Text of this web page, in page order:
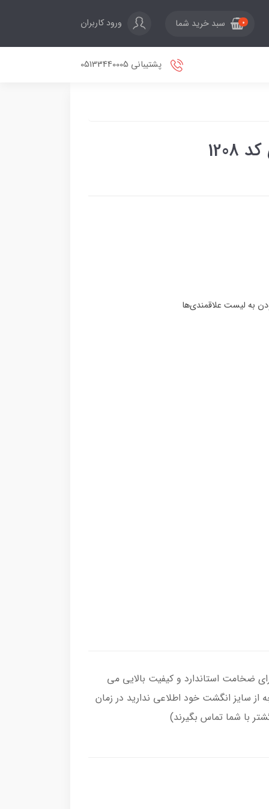
0 سبد خرید شما ورود کاربران
پشتیبانی 05133440005
، رکاب انگشتر از نقره اصل با عیار بین المللی 925 ساخته شده و دارای ضخامت استاندارد و کیفیت بالایی می‌
از سایز انگشت خود اطلاعی ندارید در زمان
با شما تماس بگیرند)